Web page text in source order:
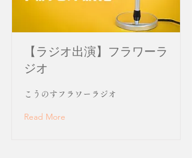
【ラジオ出演】フラワーラ
ジオ
こうのすフラワーラジオ
Read More